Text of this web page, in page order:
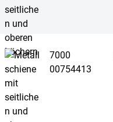
7000
00754413